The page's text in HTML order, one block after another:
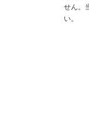
せん。
い。